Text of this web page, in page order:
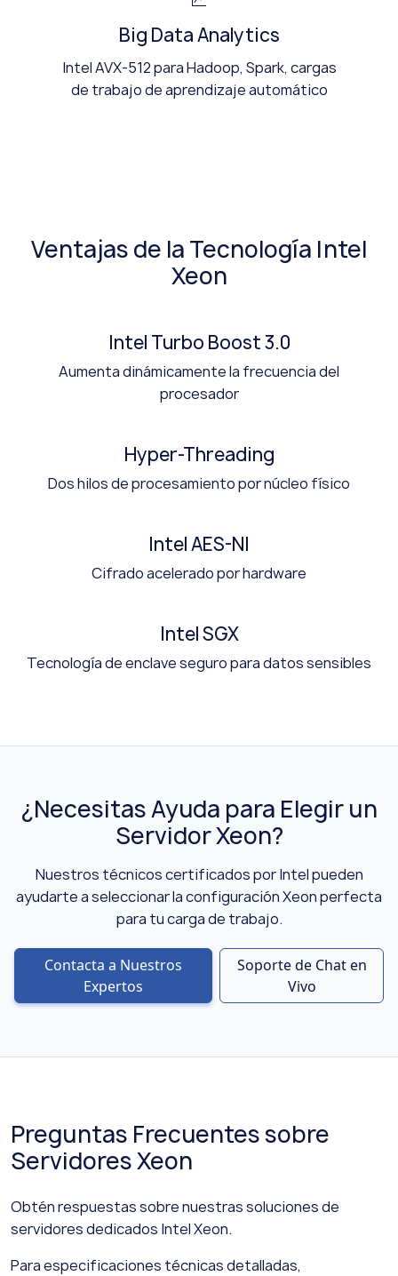
Big Data Analytics
Intel AVX-512 para Hadoop, Spark, cargas
de trabajo de aprendizaje automático
Ventajas de la Tecnología Intel
Xeon
Intel Turbo Boost 3.0
Aumenta dinámicamente la frecuencia del
procesador
Hyper-Threading
Dos hilos de procesamiento por núcleo físico
Intel AES-NI
Cifrado acelerado por hardware
Intel SGX
Tecnología de enclave seguro para datos sensibles
¿Necesitas Ayuda para Elegir un
Servidor Xeon?
Nuestros técnicos certificados por Intel pueden
ayudarte a seleccionar la configuración Xeon perfecta
para tu carga de trabajo.
Contacta a Nuestros
Expertos
Soporte de Chat en
Vivo
Preguntas Frecuentes sobre
Servidores Xeon
Obtén respuestas sobre nuestras soluciones de
servidores dedicados Intel Xeon.
Para especificaciones técnicas detalladas,